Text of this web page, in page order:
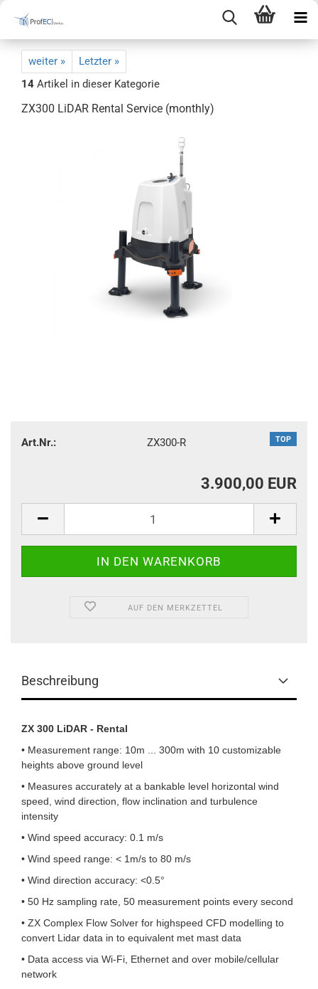
weiter »
Letzter »
14 Artikel in dieser Kategorie
ZX300 LiDAR Rental Service (monthly)
TOP
Art.Nr.: ZX300-R
3.900,00 EUR
AUF DEN MERKZETTEL
Beschreibung
ZX 300 LiDAR - Rental
• Measurement range: 10m ... 300m with 10 customizable
heights above ground level
• Measures accurately at a bankable level horizontal wind
speed, wind direction, flow inclination and turbulence
intensity
• Wind speed accuracy: 0.1 m/s
• Wind speed range: < 1m/s to 80 m/s
• Wind direction accuracy: <0.5°
• 50 Hz sampling rate, 50 measurement points every second
• ZX Complex Flow Solver for highspeed CFD modelling to
convert Lidar data in to equivalent met mast data
• Data access via Wi-Fi, Ethernet and over mobile/cellular
network